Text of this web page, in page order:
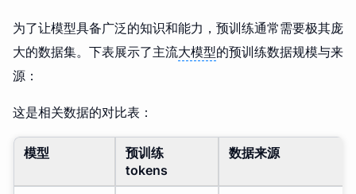
为了让模型具备广泛的知识和能力，预训练通常需要极其庞
大的数据集。下表展示了主流大模型的预训练数据规模与来
源：
这是相关数据的对比表：
模型
预训练
tokens
数据来源